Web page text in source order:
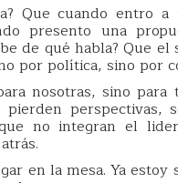
Que cuando entro
presento una
de qué habla? Que
por política, sino por
nosotras, sino para
perspectivas,
no integran el
en la mesa. Ya estoy